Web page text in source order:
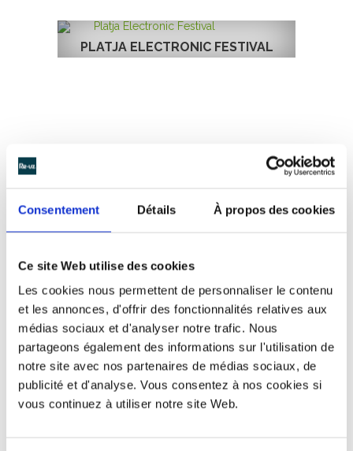
Consentement Détails À propos des cookies
Ce site Web utilise des cookies
Les cookies nous permettent de personnaliser le contenu
et les annonces, d'offrir des fonctionnalités relatives aux
médias sociaux et d'analyser notre trafic. Nous
partageons également des informations sur l'utilisation de
notre site avec nos partenaires de médias sociaux, de
publicité et d'analyse. Vous consentez à nos cookies si
vous continuez à utiliser notre site Web.
PLATJA ELECTRONIC FESTIVAL
GUITARE EN SCÈNE